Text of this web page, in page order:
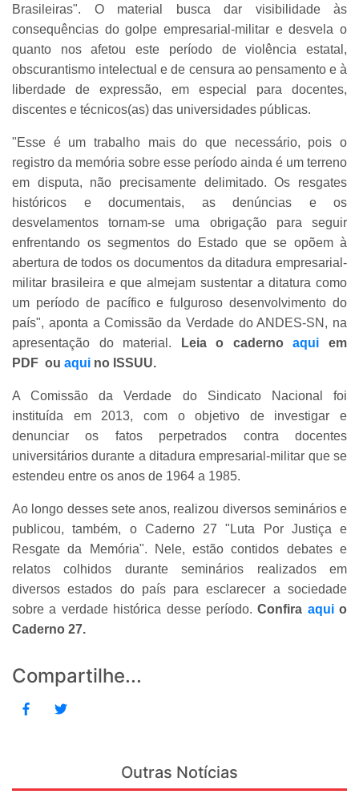
Brasileiras". O material busca dar visibilidade às
consequências do golpe empresarial-militar e desvela o
quanto nos afetou este período de violência estatal,
obscurantismo intelectual e de censura ao pensamento e à
liberdade de expressão, em especial para docentes,
discentes e técnicos(as) das universidades públicas.
"Esse é um trabalho mais do que necessário, pois o
registro da memória sobre esse período ainda é um terreno
em disputa, não precisamente delimitado. Os resgates
históricos e documentais, as denúncias e os
desvelamentos tornam-se uma obrigação para seguir
enfrentando os segmentos do Estado que se opõem à
abertura de todos os documentos da ditadura empresarial-
militar brasileira e que almejam sustentar a ditatura como
um período de pacífico e fulguroso desenvolvimento do
país", aponta a Comissão da Verdade do ANDES-SN, na
apresentação do material.
Leia o cadernoaqui em
PDF ou aqui no ISSUU.
A Comissão da Verdade do Sindicato Nacional foi
instituída em 2013, com o objetivo de investigar e
denunciar os fatos perpetrados contra docentes
universitários durante a ditadura empresarial-militar que se
estendeu entre os anos de 1964 a 1985.
Ao longo desses sete anos, realizou diversos seminários e
publicou, também, o Caderno 27 "Luta Por Justiça e
Resgate da Memória". Nele, estão contidos debates e
relatos colhidos durante seminários realizados em
diversos estados do país para esclarecer a sociedade
sobre a verdade histórica desse período.Confira aquio
Caderno 27.
Compartilhe...
Outras Notícias